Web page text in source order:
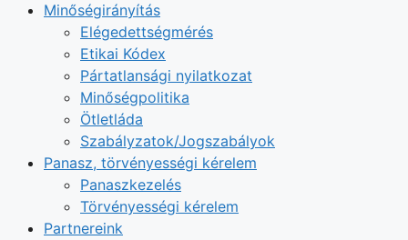
Minőségirányítás
Elégedettségmérés
Etikai Kódex
Pártatlansági nyilatkozat
Minőségpolitika
Ötletláda
Szabályzatok/Jogszabályok
Panasz, törvényességi kérelem
Panaszkezelés
Törvényességi kérelem
Partnereink